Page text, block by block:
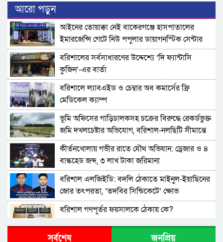
আরো পড়ুন
​আইনের তোয়াক্কা নেই বাকেরগঞ্জে হাসপাতালের
ইমারজেন্সি গেটে নিউ পপুলার ডায়াগনস্টিক সেন্টার
বরিশালের সর্বসাধারণের উদ্দেশ্যে ‘দি ফ্যান্টাসি
কুজিন’-এর বার্তা
বরিশালে ল্যাবএইড ও চেম্বার অব কমার্সের ফ্রি
মেডিকেল ক্যাম্প
‎ভূমি অফিসের গাড়িচালকসহ চক্রের বিরুদ্ধে রেকর্ডভুক্ত
জমি দখলচেষ্টার অভিযোগ, বরিশাল-নলছিটি সীমান্তে
চাঞ্চল্য
কীর্তনখোলায় গভীর রাতে যৌথ অভিযান: ড্রেজার ও ৪
বাল্কহেড জব্দ, ৩ লাখ টাকা জরিমানা
বরিশাল এলজিইডি: বদলি ঠেকাতে মাইনুল-ইয়াছিনের
জোর তৎপরতা, ‘তদবির সিন্ডিকেটে’ ক্ষোভ
বরিশাল গণপূর্তর ফয়সালকে ঠেকায় কে?
সর্বশেষ জনপ্রিয়